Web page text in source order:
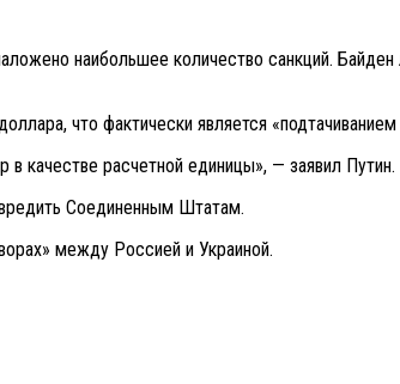
наибольшее количество санкций.
что фактически является
качестве расчетной единицы», — заявил Путин.
Соединенным Штатам.
между Россией и Украиной.